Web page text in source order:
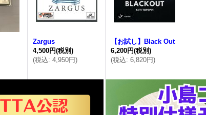
Zargus
4,500円(税別)
(税込: 4,950円)
【お試し】Black Out
6,200円(税別)
(税込: 6,820円)